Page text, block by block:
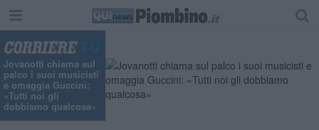
Jovanotti chiama sul
palco i suoi musicisti
e omaggia Guccini:
«Tutti noi gli
dobbiamo qualcosa»